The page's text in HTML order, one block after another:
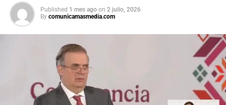
Published 1 mes ago on 2 julio, 2026
By comunicamasmedia.com